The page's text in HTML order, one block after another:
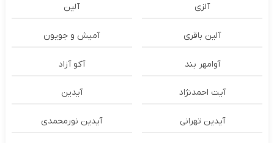
آلزی آلین
آلین باقری آمیش و جویون
آوامهر بند آکو آزاد
آیت احمدنژاد آیدین
آیدین تهرانی آیدین نورمحمدی